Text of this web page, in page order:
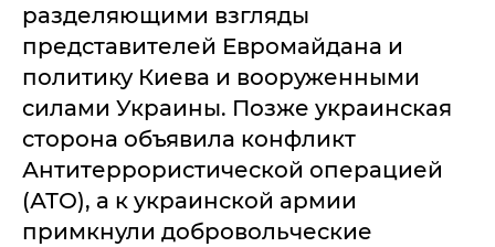
разделяющими взгляды
представителей Евромайдана и
политику Киева и вооруженными
силами Украины. Позже украинская
сторона объявила конфликт
Антитеррористической операцией
(АТО), а к украинской армии
примкнули добровольческие